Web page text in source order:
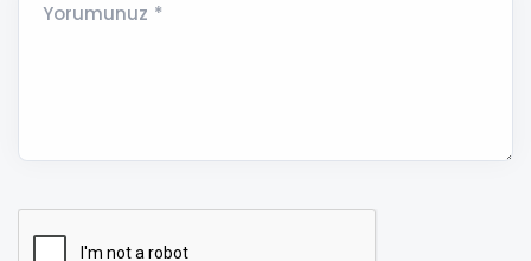
Yorumunuz *